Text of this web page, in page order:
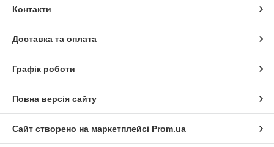
Контакти
Доставка та оплата
Графік роботи
Повна версія сайту
Сайт створено на маркетплейсі Prom.ua